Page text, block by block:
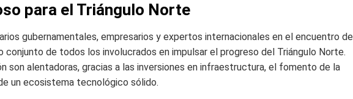
para el Triángulo Norte
gubernamentales, empresarios y expertos internacionales en el encuentro de
conjunto de todos los involucrados en impulsar el progreso del Triángulo Norte.
son alentadoras, gracias a las inversiones en infraestructura, el fomento de la
un ecosistema tecnológico sólido.